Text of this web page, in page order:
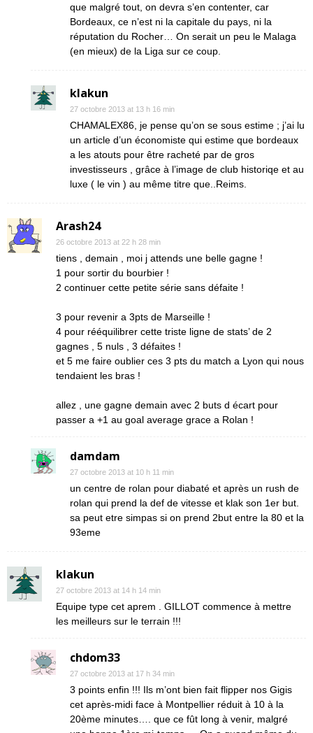
que malgré tout, on devra s’en contenter, car
Bordeaux, ce n’est ni la capitale du pays, ni la
réputation du Rocher… On serait un peu le Malaga
(en mieux) de la Liga sur ce coup.
klakun
27 octobre 2013 at 13 h 16 min
CHAMALEX86, je pense qu’on se sous estime ; j’ai lu
un article d’un économiste qui estime que bordeaux
a les atouts pour être racheté par de gros
investisseurs , grâce à l’image de club historiqe et au
luxe ( le vin ) au même titre que..Reims.
Arash24
26 octobre 2013 at 22 h 28 min
tiens , demain , moi j attends une belle gagne !
1 pour sortir du bourbier !
2 continuer cette petite série sans défaite !
3 pour revenir a 3pts de Marseille !
4 pour rééquilibrer cette triste ligne de stats’ de 2
gagnes , 5 nuls , 3 défaites !
et 5 me faire oublier ces 3 pts du match a Lyon qui nous
tendaient les bras !
allez , une gagne demain avec 2 buts d écart pour
passer a +1 au goal average grace a Rolan !
damdam
27 octobre 2013 at 10 h 11 min
un centre de rolan pour diabaté et après un rush de
rolan qui prend la def de vitesse et klak son 1er but.
sa peut etre simpas si on prend 2but entre la 80 et la
93eme
klakun
27 octobre 2013 at 14 h 14 min
Equipe type cet aprem . GILLOT commence à mettre
les meilleurs sur le terrain !!!
chdom33
27 octobre 2013 at 17 h 34 min
3 points enfin !!! Ils m’ont bien fait flipper nos Gigis
cet après-midi face à Montpellier réduit à 10 à la
20ème minutes…. que ce fût long à venir, malgré